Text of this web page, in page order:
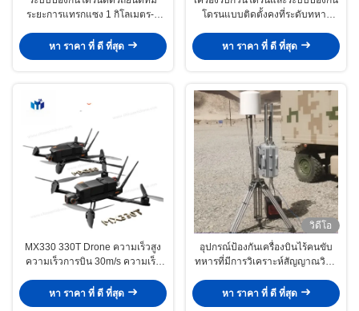
ระยะการแทรกแซง 1 กิโลเมตร-2
Core Algorithm สําหรับการป้องกัน
หา ราคา ที่ ดี ที่สุด
โดรนแบบติดตั้งคงที่ระดับทหาร
กม. และการตรวจจับแบบพาสซีฟ
หา ราคา ที่ ดี ที่สุด
MX330 330T Drone ความเร็วสูง
ความเร็วการบิน 30m/s ความเร็ว
ทนทาน 50 นาที กระเป๋าคาร์บอน
ไฟเบอร์
หา ราคา ที่ ดี ที่สุด
วิดีโอ
อุปกรณ์ป้องกันเครื่องบินไร้คนขับ
ทหารที่มีการวิเคราะห์สัญญาณวิทยุ
ยั้งสูงถึง 10000m สําหรับการดําเนิน
งานโดยไม่มีคนขับ 24 ชั่วโมง
หา ราคา ที่ ดี ที่สุด